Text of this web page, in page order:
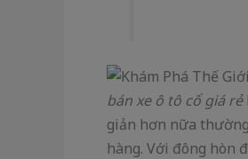
bán xe ô tô cổ giá rẻ
giản hơn nữa
hàng. Với đông hòn